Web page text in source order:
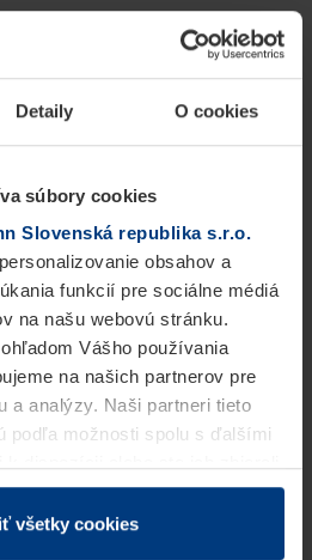
Detaily O cookies
súbory cookies
Slovenská republika s.r.o.
obsahov a
funkcií pre sociálne médiá
na našu webovú stránku.
Vášho používania
na našich partnerov pre
a analýzy. Naši partneri tieto
podľa možnosti spolu s ďalšími
služieb.
cookies ukladať na Vašom
všetky cookies